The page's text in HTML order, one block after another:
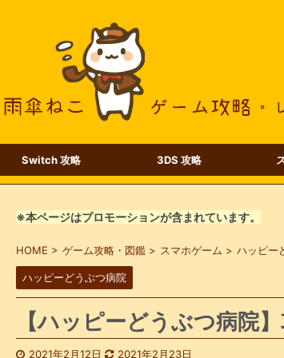
Switch 攻略 3DS 攻略
※本ページはプロモーションが含まれています。
HOME > ゲーム攻略・図鑑 > スマホゲーム > ハッピー
ハッピーどうぶつ病院
【ハッピーどうぶつ病院
2021年2月12日 2021年2月23日